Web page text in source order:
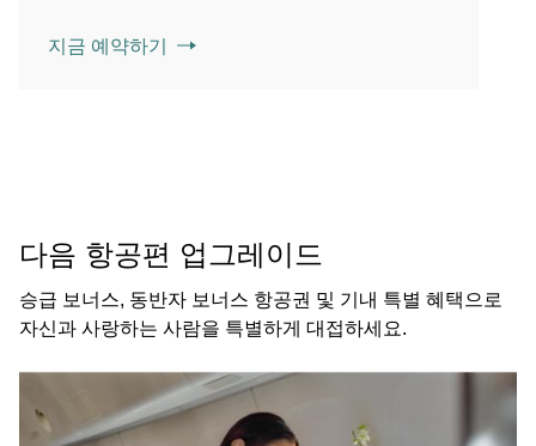
지금 예약하기
다음 항공편 업그레이드
승급 보너스, 동반자 보너스 항공권 및 기내 특별 혜택으로
자신과 사랑하는 사람을 특별하게 대접하세요.